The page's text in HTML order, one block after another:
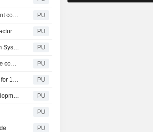
Safran : and Lufthansa Technik sign 10-year Support & Services Agreement covering Airbus landing gear and hydraulic equipment PU
Safran : Aero Boosters and BMT Aerospace signed up to additively manufacture large scale critical components for Pratt & Whitney’s F135 engine for the… PU
Safran : Equips Eve Air Mobility’s eVTOL with SkyNaute Inertial Navigation System PU
Safran : IndiGo et CFM signent un protocole d’accord ouvrant la voie à une commande record de plus de 1 000 moteurs LEAP-1A PU
Safran : IndiGo and CFM sign MoU paving the way to a record agreement for 1,000+ LEAP-1A engines PU
Safran : and Aura Aero strengthen their partnership to accelerate the development of a new generation of electric and hybrid-electric aircraft PU
PU
PU